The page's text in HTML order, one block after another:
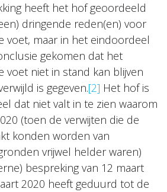
heeft het hof geoordeeld
dringende reden(en) voor
voet, maar in het eindoordeel
gekomen dat het
voet niet in stand kan blijven
is gegeven.[2] Het hof is
dat niet valt in te zien waarom
(toen de verwijten die de
konden worden van
vrijwel helder waren)
bespreking van 12 maart
2020 heeft geduurd tot de